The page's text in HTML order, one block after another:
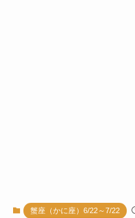
蟹座（かに座）6/22～7/22